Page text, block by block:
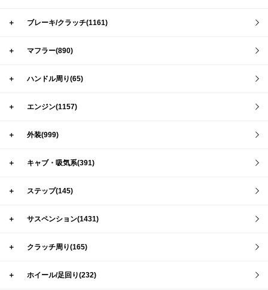
＋ ブレーキ/クラッチ(1161)
＋ マフラー(890)
＋ ハンドル周り(65)
＋ エンジン(1157)
＋ 外装(999)
＋ キャブ・吸気系(391)
＋ ステップ(145)
＋ サスペンション(1431)
＋ クラッチ周り(165)
＋ ホイール/足回り(232)